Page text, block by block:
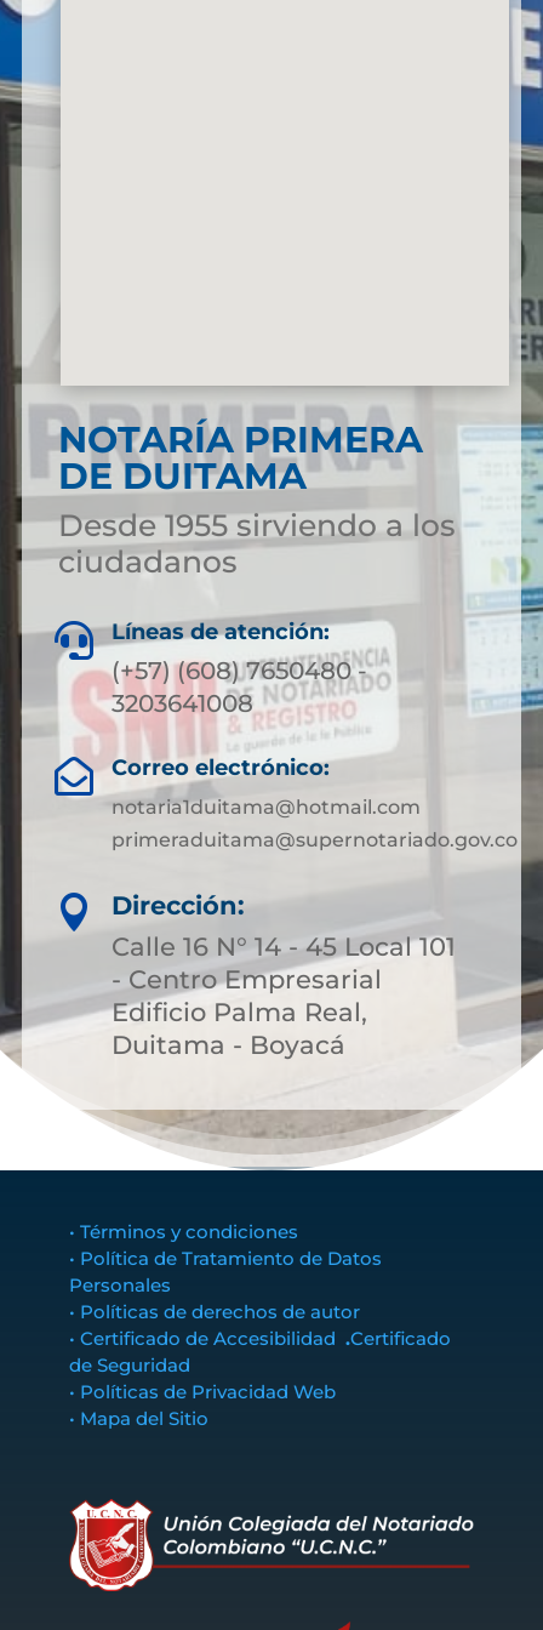
NOTARÍA PRIMERA
DE DUITAMA
Desde 1955 sirviendo a los
ciudadanos
 Líneas de atención:
(+57) (608) 7650480 -
3203641008
 Correo electrónico:
notaria1duitama@hotmail.com
primeraduitama@supernotariado.gov.co

Dirección:
Calle 16 N° 14 - 45 Local 101
- Centro Empresarial
Edificio Palma Real,
Duitama - Boyacá
• Términos y condiciones
• Política de Tratamiento de Datos
Personales
• Políticas de derechos de autor
• Certificado de Accesibilidad .Certificado
de Seguridad
• Políticas de Privacidad Web
• Mapa del Sitio